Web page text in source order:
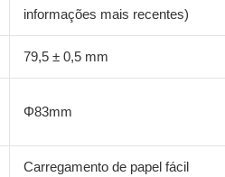
informações mais recentes)
79,5 ± 0,5 mm
Φ83mm
Carregamento de papel fácil